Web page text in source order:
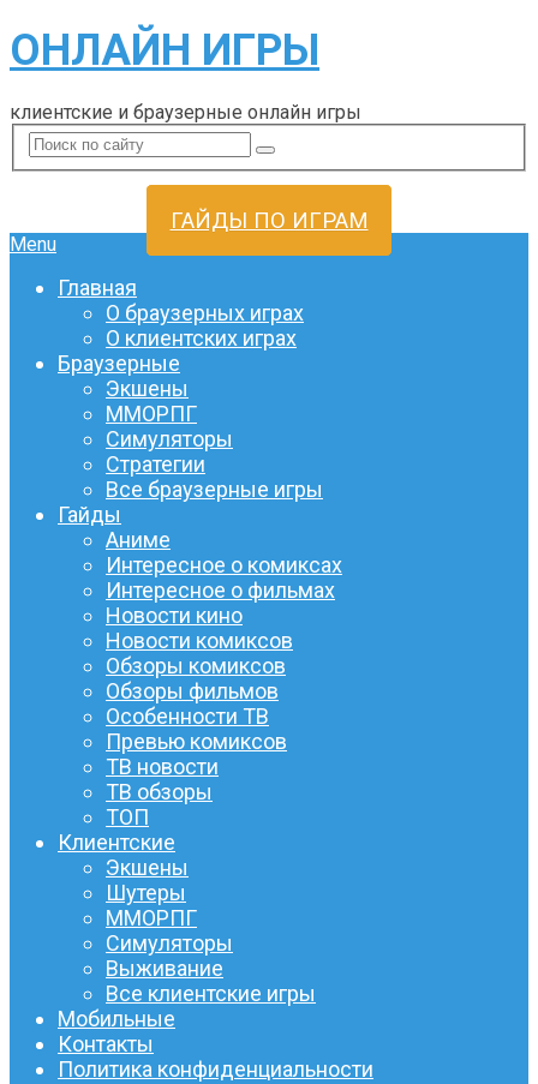
ОНЛАЙН ИГРЫ
клиентские и браузерные онлайн игры
ГАЙДЫ ПО ИГРАМ
Menu
Главная
О браузерных играх
О клиентских играх
Браузерные
Экшены
ММОРПГ
Симуляторы
Стратегии
Все браузерные игры
Гайды
Аниме
Интересное о комиксах
Интересное о фильмах
Новости кино
Новости комиксов
Обзоры комиксов
Обзоры фильмов
Особенности ТВ
Превью комиксов
ТВ новости
ТВ обзоры
ТОП
Клиентские
Экшены
Шутеры
ММОРПГ
Симуляторы
Выживание
Все клиентские игры
Мобильные
Контакты
Политика конфиденциальности